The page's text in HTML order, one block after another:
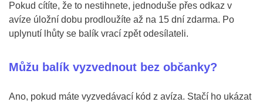
Pokud cítíte, že to nestihnete, jednoduše přes odkaz v
avíze úložní dobu prodloužíte až na 15 dní zdarma. Po
uplynutí lhůty se balík vrací zpět odesílateli.
Můžu balík vyzvednout bez občanky?
Ano, pokud máte vyzvedávací kód z avíza. Stačí ho ukázat